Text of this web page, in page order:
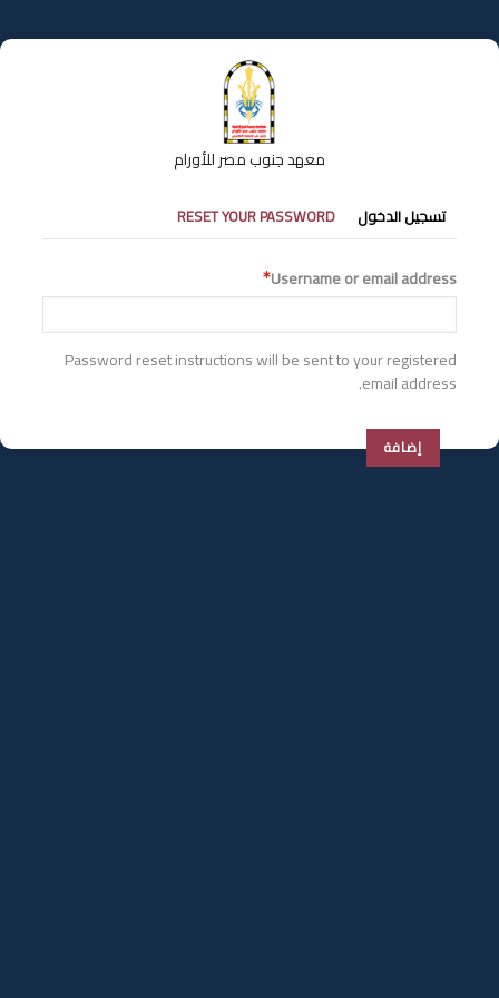
إلى
المحتوى
معهد جنوب مصر للأورام
التبويبات
الأساسية
تسجيل الدخول RESET YOUR PASSWORD
Username or email address
Password reset instructions will be sent to your registered
email address.